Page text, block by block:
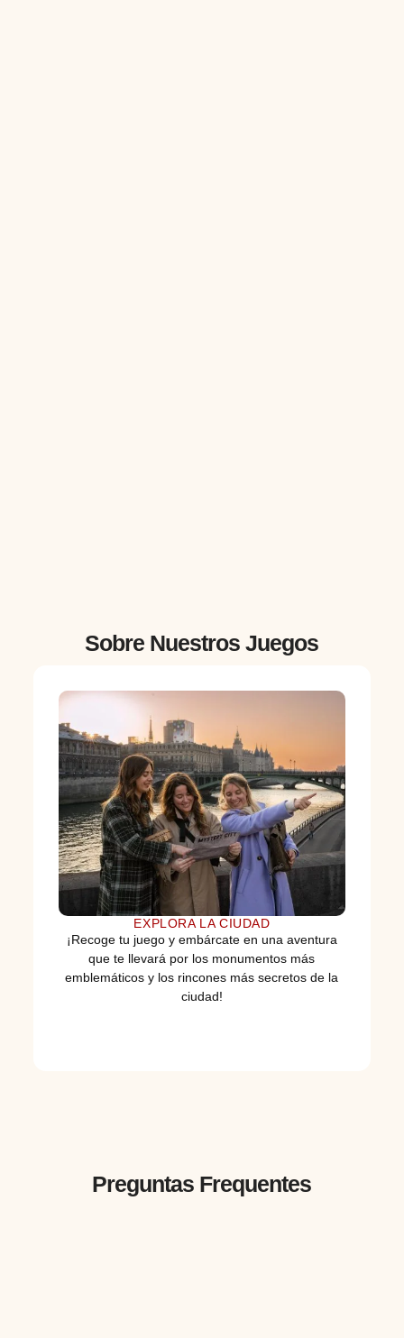
Sobre Nuestros Juegos
EXPLORA LA CIUDAD
¡Recoge tu juego y embárcate en una aventura
que te llevará por los monumentos más
emblemáticos y los rincones más secretos de la
ciudad!
Preguntas Frequentes